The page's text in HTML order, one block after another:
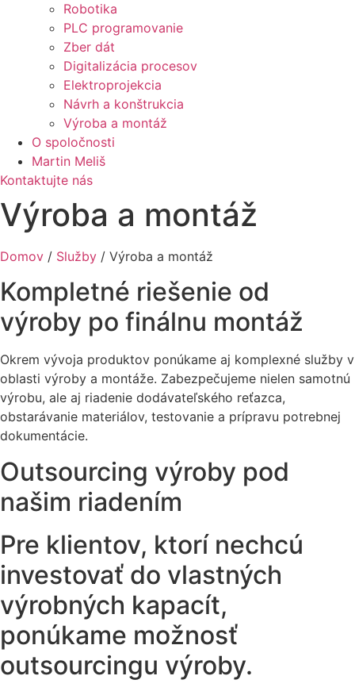
Robotika
PLC programovanie
Zber dát
Digitalizácia procesov
Elektroprojekcia
Návrh a konštrukcia
Výroba a montáž
O spoločnosti
Martin Meliš
Kontaktujte nás
Výroba a montáž
Domov / Služby / Výroba a montáž
Kompletné riešenie od
výroby po finálnu montáž
Okrem vývoja produktov ponúkame aj komplexné služby v
oblasti výroby a montáže. Zabezpečujeme nielen samotnú
výrobu, ale aj riadenie dodávateľského reťazca,
obstarávanie materiálov, testovanie a prípravu potrebnej
dokumentácie.
Outsourcing výroby pod
našim riadením
Pre klientov, ktorí nechcú
investovať do vlastných
výrobných kapacít,
ponúkame možnosť
outsourcingu výroby.